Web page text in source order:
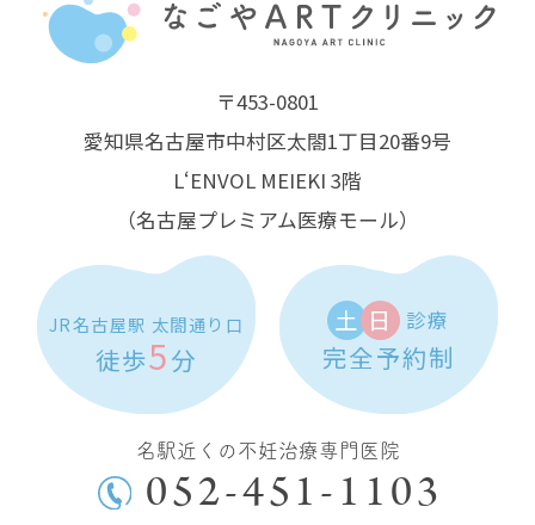
〒453-0801
愛知県名古屋市中村区太閤1丁目20番9号
L‘ENVOL MEIEKI 3階
（名古屋プレミアム医療モール）
JR名古屋駅 太閤通り口
徒歩5分
土 日 診療
完全予約制
名駅近くの不妊治療専門医院
052-451-1103